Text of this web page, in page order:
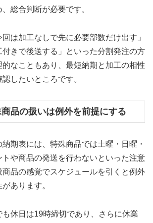
総合判断が必要です。
は加工なしで先に必要部数だけ出す」
付きで後送する」といった分割発注の方
なこともあり、最短納期と加工の相性
したいところです。
品の扱いは例外を前提にする
期表には、特殊商品では土曜・日曜・
や商品の発送を行わないといった注意
品の感覚でスケジュールを引くと例外
あります。
休日は19時締切であり、さらに休業